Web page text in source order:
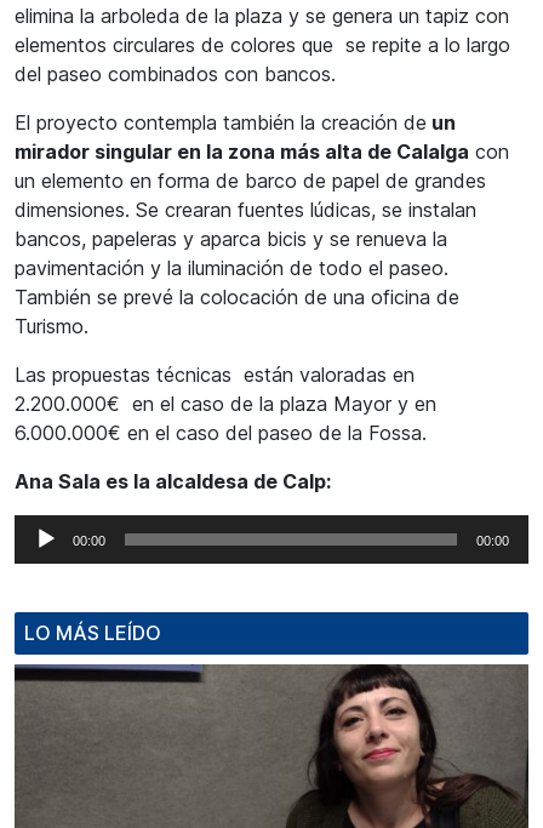
elimina la arboleda de la plaza y se genera un tapiz con
elementos circulares de colores que se repite a lo largo
del paseo combinados con bancos.
El proyecto contempla también la creación de un
mirador singular en la zona más alta de Calalga con
un elemento en forma de barco de papel de grandes
dimensiones. Se crearan fuentes lúdicas, se instalan
bancos, papeleras y aparca bicis y se renueva la
pavimentación y la iluminación de todo el paseo.
También se prevé la colocación de una oficina de
Turismo.
Las propuestas técnicas están valoradas en
2.200.000€ en el caso de la plaza Mayor y en
6.000.000€ en el caso del paseo de la Fossa.
Ana Sala es la alcaldesa de Calp:
Reproductor
00:00 00:00
LO MÁS LEÍDO